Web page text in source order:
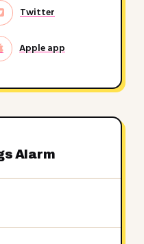
Twitter
Apple app
Alarm